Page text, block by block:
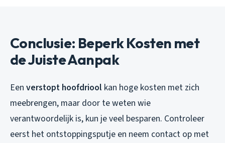
Conclusie: Beperk Kosten met
de Juiste Aanpak
Een verstopt hoofdriool kan hoge kosten met zich
meebrengen, maar door te weten wie
verantwoordelijk is, kun je veel besparen. Controleer
eerst het ontstoppingsputje en neem contact op met